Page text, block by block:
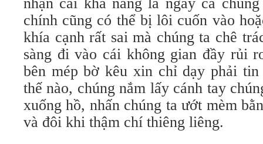
chính cũng có thể bị lôi cuốn vào
khía cạnh rất sai mà chúng ta chê
sàng đi vào cái không gian đầy rủi
bên mép bờ kêu xin chỉ dạy phải
thế nào, chúng nắm lấy cánh tay
xuống hồ, nhấn chúng ta ướt mèm
và đôi khi thậm chí thiêng liêng.